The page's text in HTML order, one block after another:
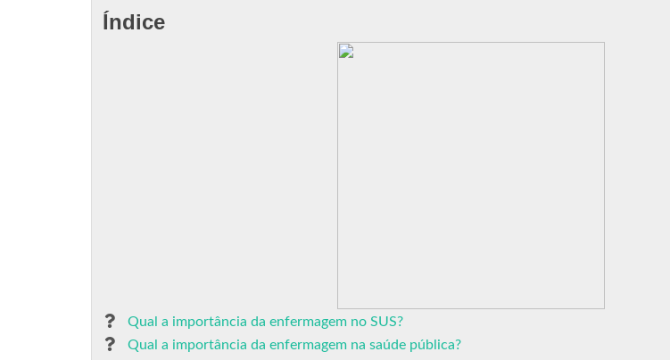
Índice
Qual a importância da enfermagem no SUS?
Qual a importância da enfermagem na saúde pública?